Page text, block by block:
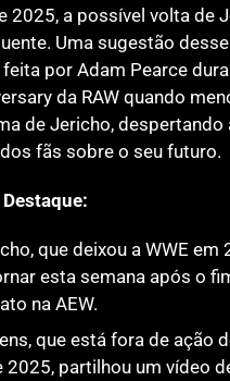
2025, a possível volta de
Uma sugestão desse
por Adam Pearce
da RAW quando
de Jericho, despertando
fãs sobre o seu futuro.
que deixou a WWE em
esta semana após o
na AEW.
que está fora de ação
2025, partilhou um vídeo